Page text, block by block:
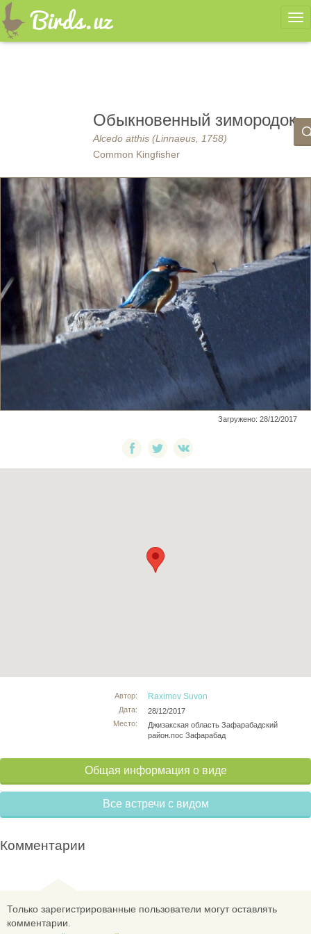
Обыкновенный зимородок
Alcedo atthis (Linnaeus, 1758)
Common Kingfisher
Загружено: 28/12/2017
Автор:
Дата:
Место:
Raximov Suvon
28/12/2017
Джизакская область Зафарабадский
район.пос Зафарабад
Общая информация о виде
Все встречи с видом
Комментарии
Только зарегистрированные пользователи могут оставлять
комментарии.